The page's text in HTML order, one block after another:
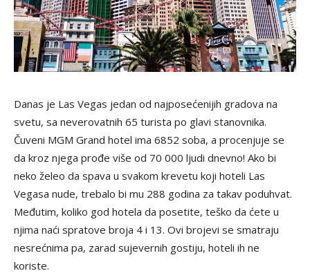
Danas je Las Vegas jedan od najposećenijih gradova na
svetu, sa neverovatnih 65 turista po glavi stanovnika.
Čuveni MGM Grand hotel ima 6852 soba, a procenjuje se
da kroz njega prođe više od 70 000 ljudi dnevno! Ako bi
neko želeo da spava u svakom krevetu koji hoteli Las
Vegasa nude, trebalo bi mu 288 godina za takav poduhvat.
Međutim, koliko god hotela da posetite, teško da ćete u
njima naći spratove broja 4 i 13. Ovi brojevi se smatraju
nesrećnima pa, zarad sujevernih gostiju, hoteli ih ne
koriste.